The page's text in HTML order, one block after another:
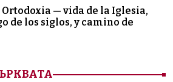
— vida de la Iglesia,
de los siglos, y camino de